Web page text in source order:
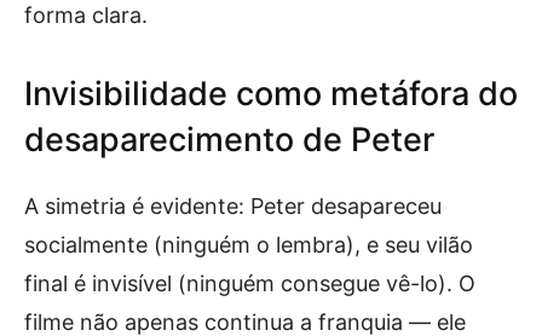
forma clara.
Invisibilidade como metáfora do
desaparecimento de Peter
A simetria é evidente: Peter desapareceu
socialmente (ninguém o lembra), e seu vilão
final é invisível (ninguém consegue vê-lo). O
filme não apenas continua a franquia — ele